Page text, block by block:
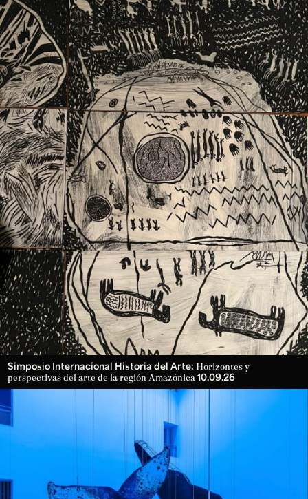
Configuración de cookies
Universidad de los Andes | Vigilada Mineducación.
Reconocimiento como universidad: Decreto 1297 del 30
de mayo de 1964. Reconocimiento de personería jurídica:
Resolución 28 del 23 de febrero de 1949, Minjusticia.
Acreditación institucional de alta calidad, 10 años:
Resolución 000194 del 16 de enero del 2025.
Ext. 2626
Posgrados
Ext. 4925
Educación
Continua
Ext. 4795
Simposio Internacional Historia del Arte: Horizontes y
perspectivas del arte de la región Amazónica 10.09.26